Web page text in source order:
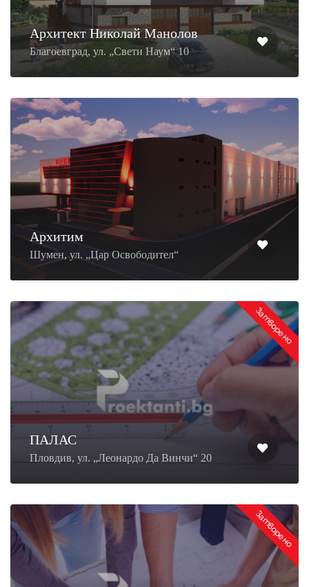
Архитект Николай Манолов
Благоевград, ул. „Свети Наум“ 10
Архитим
Шумен, ул. „Цар Освободител“
Затворено
ПАЛАС
Пловдив, ул. „Леонардо Да Винчи“ 20
Затворено